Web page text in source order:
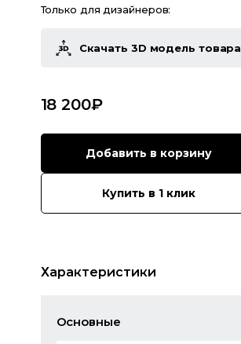
Только для дизайнеров:
Скачать 3D модель товара
18 200₽
Добавить в корзину
Купить в 1 клик
Характеристики
Основные